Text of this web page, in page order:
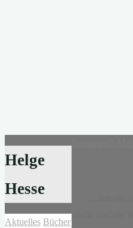
Helge
Hesse
Aktuelles Bücher